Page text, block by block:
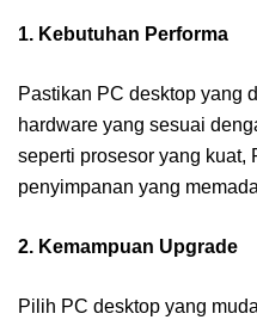
1. Kebutuhan Performa
Pastikan PC desktop yang
hardware yang sesuai
seperti prosesor yang kuat,
penyimpanan yang
2. Kemampuan Upgrade
Pilih PC desktop yang